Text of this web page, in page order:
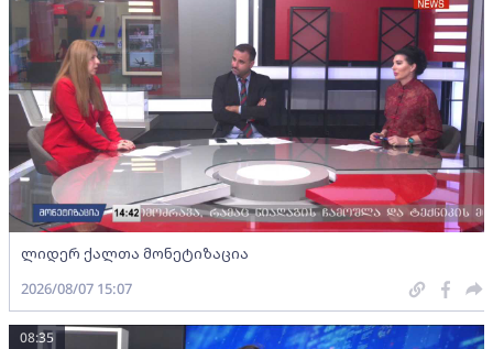
ლიდერ ქალთა მონეტიზაცია
2026/08/07 15:07
08:35